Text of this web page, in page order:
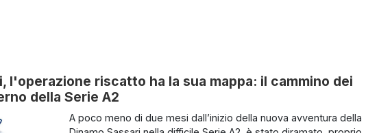
l'operazione riscatto ha la sua mappa: il cammino dei
della Serie A2
A poco meno di due mesi dall’inizio della nuova avventura della